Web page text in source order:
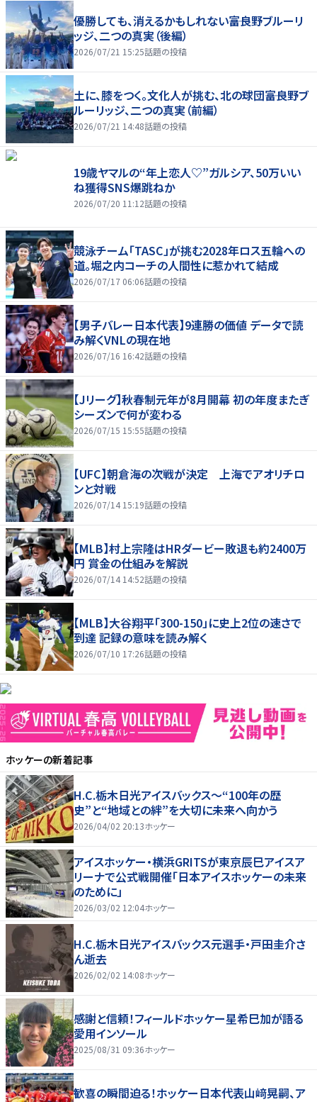
優勝しても、消えるかもしれない――富良野ブルーリ
ッジ、二つの真実（後編）
2026/07/21 15:25話題の投稿
土に、膝をつく。文化人が挑む、北の球団――富良野ブ
ルーリッジ、二つの真実（前編）
2026/07/21 14:48話題の投稿
19歳ヤマルの“年上恋人♡”ガルシア、50万いい
ね獲得SNS爆跳ねか
2026/07/20 11:12話題の投稿
競泳チーム「TASC」が挑む2028年ロス五輪への
道。堀之内コーチの人間性に惹かれて結成
2026/07/17 06:06話題の投稿
【男子バレー日本代表】9連勝の価値 データで読
み解くVNLの現在地
2026/07/16 16:42話題の投稿
【Jリーグ】秋春制元年が8月開幕 初の年度またぎ
シーズンで何が変わる
2026/07/15 15:55話題の投稿
【UFC】朝倉海の次戦が決定 上海でアオリチロ
ンと対戦
2026/07/14 15:19話題の投稿
【MLB】村上宗隆はHRダービー敗退も約2400万
円 賞金の仕組みを解説
2026/07/14 14:52話題の投稿
【MLB】大谷翔平「300-150」に史上2位の速さで
到達 記録の意味を読み解く
2026/07/10 17:26話題の投稿
ホッケーの新着記事
H.C.栃木日光アイスバックス～“100年の歴
史”と“地域との絆”を大切に未来へ向かう
2026/04/02 20:13ホッケー
アイスホッケー・横浜GRITSが東京辰巳アイスア
リーナで公式戦開催「日本アイスホッケーの未来
のために」
2026/03/02 12:04ホッケー
H.C.栃木日光アイスバックス元選手・戸田圭介さ
ん逝去
2026/02/02 14:08ホッケー
感謝と信頼！フィールドホッケー星希巳加が語る
愛用インソール
2025/08/31 09:36ホッケー
歓喜の瞬間迫る！ホッケー日本代表山﨑晃嗣、ア